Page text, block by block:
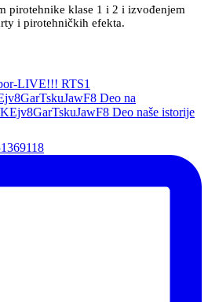
pirotehnike klase 1 i 2 i izvođenjem
i pirotehničkih efekta.
Deo na